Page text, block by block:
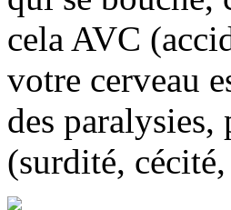
cela AVC
votre cerveau
des
(surdité,